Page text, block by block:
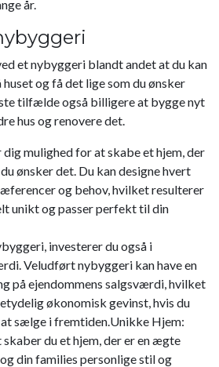
år.
et nybyggeri blandt andet at du kan
og få det lige som du ønsker
tilfælde også billigere at bygge nyt
hus og renovere det.
mulighed for at skabe et hjem, der
ønsker det. Du kan designe hvert
og behov, hvilket resulterer
unikt og passer perfekt til din
investerer du også i
Veludført nybyggeri kan have en
på ejendommens salgsværdi, hvilket
økonomisk gevinst, hvis du
sælge i fremtiden.Unikke Hjem:
du et hjem, der er en ægte
din families personlige stil og